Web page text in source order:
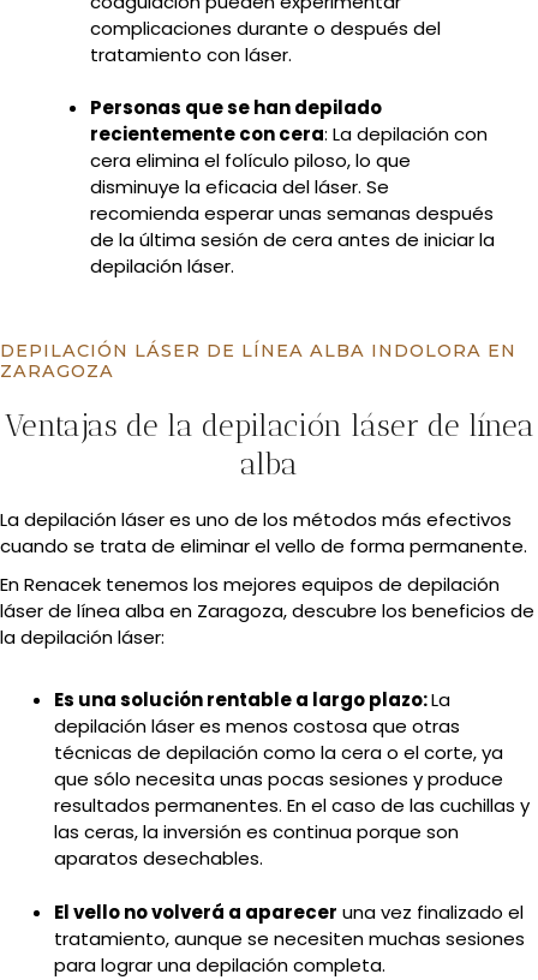
complicaciones durante o después del
tratamiento con láser.
Personas que se han depilado
recientemente con cera: La depilación con
cera elimina el folículo piloso, lo que
disminuye la eficacia del láser. Se
recomienda esperar unas semanas después
de la última sesión de cera antes de iniciar la
depilación láser.
DEPILACIÓN LÁSER DE LÍNEA ALBA INDOLORA EN
ZARAGOZA
Ventajas de la depilación láser de línea
alba
La depilación láser es uno de los métodos más efectivos
cuando se trata de eliminar el vello de forma permanente.
En Renacek tenemos los mejores equipos de depilación
láser de línea alba en Zaragoza, descubre los beneficios de
la depilación láser:
Es una solución rentable a largo plazo:La
depilación láser es menos costosa que otras
técnicas de depilación como la cera o el corte, ya
que sólo necesita unas pocas sesiones y produce
resultados permanentes. En el caso de las cuchillas y
las ceras, la inversión es continua porque son
aparatos desechables.
El vello no volverá a aparecer una vez finalizado el
tratamiento, aunque se necesiten muchas sesiones
para lograr una depilación completa.